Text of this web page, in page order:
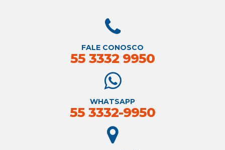
FALE CONOSCO
55 3332 9950
WHATSAPP
55 3332-9950